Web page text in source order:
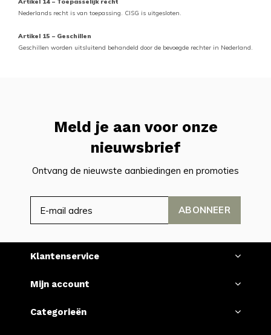
Nederlands recht is van toepassing. CISG is uitgesloten.
Artikel 15 – Geschillen
Geschillen worden uitsluitend behandeld door de bevoegde rechter in Nederland.
Meld je aan voor onze
nieuwsbrief
Ontvang de nieuwste aanbiedingen en promoties
ABONNEER
Klantenservice
Mijn account
Categorieën